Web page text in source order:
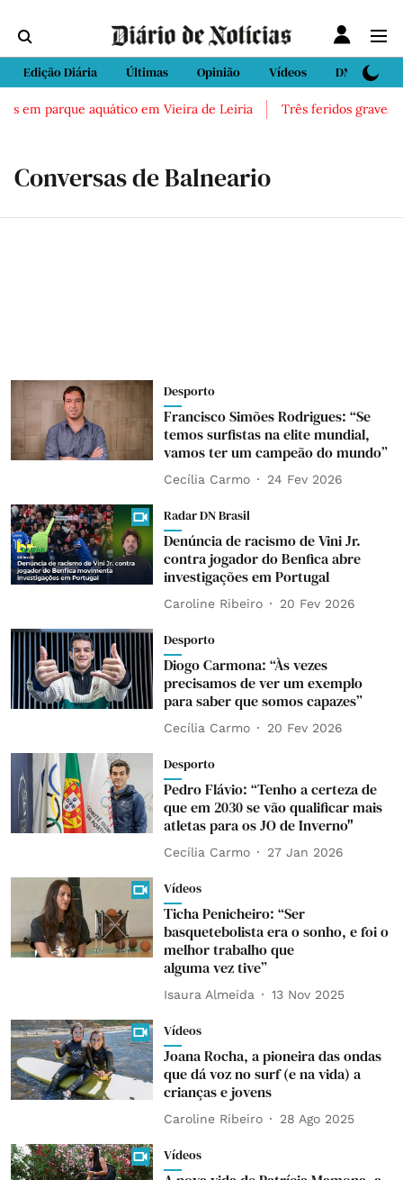
Edição Diária Últimas Opinião Vídeos DN Sport
em parque aquático em Vieira de Leiria Três feridos graves
Conversas de Balneario
Desporto
Francisco Simões Rodrigues: “Se
temos surfistas na elite mundial,
vamos ter um campeão do mundo”
Cecília Carmo 24 Fev 2026
Radar DN Brasil
Denúncia de racismo de Vini Jr.
contra jogador do Benfica abre
investigações em Portugal
Caroline Ribeiro 20 Fev 2026
Desporto
Diogo Carmona: “Às vezes
precisamos de ver um exemplo
para saber que somos capazes”
Cecília Carmo 20 Fev 2026
Desporto
Pedro Flávio: “Tenho a certeza de
que em 2030 se vão qualificar mais
atletas para os JO de Inverno"
Cecília Carmo 27 Jan 2026
Vídeos
Ticha Penicheiro: “Ser
basquetebolista era o sonho, e foi o
melhor trabalho que
alguma vez tive”
Isaura Almeida 13 Nov 2025
Vídeos
Joana Rocha, a pioneira das ondas
que dá voz no surf (e na vida) a
crianças e jovens
Caroline Ribeiro 28 Ago 2025
Vídeos